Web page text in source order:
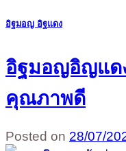
อิฐมอญ อิฐแดง
อิฐมอญอิญแด
คุณภาพดี
Posted on 28/07/